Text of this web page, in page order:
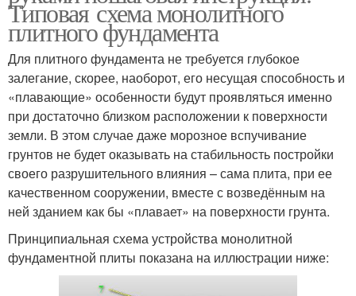
Типовая схема монолитного
плитного фундамента
Для плитного фундамента не требуется глубокое
залегание, скорее, наоборот, его несущая способность и
«плавающие» особенности будут проявляться именно
при достаточно близком расположении к поверхности
земли. В этом случае даже морозное вспучивание
грунтов не будет оказывать на стабильность постройки
своего разрушительного влияния – сама плита, при ее
качественном сооружении, вместе с возведённым на
ней зданием как бы «плавает» на поверхности грунта.
Принципиальная схема устройства монолитной
фундаментной плиты показана на иллюстрации ниже: